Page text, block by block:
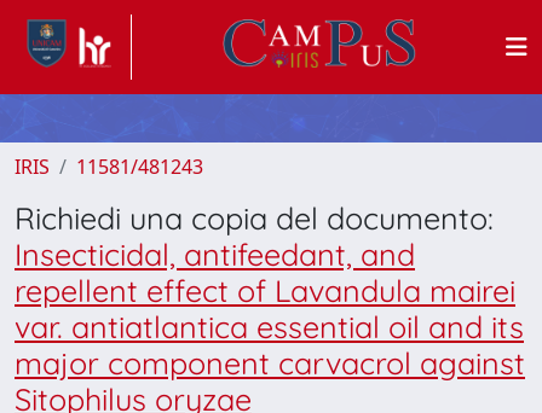
IRIS 11581/481243
Richiedi una copia del documento:
Insecticidal, antifeedant, and
repellent effect of Lavandula mairei
var. antiatlantica essential oil and its
major component carvacrol against
Sitophilus oryzae